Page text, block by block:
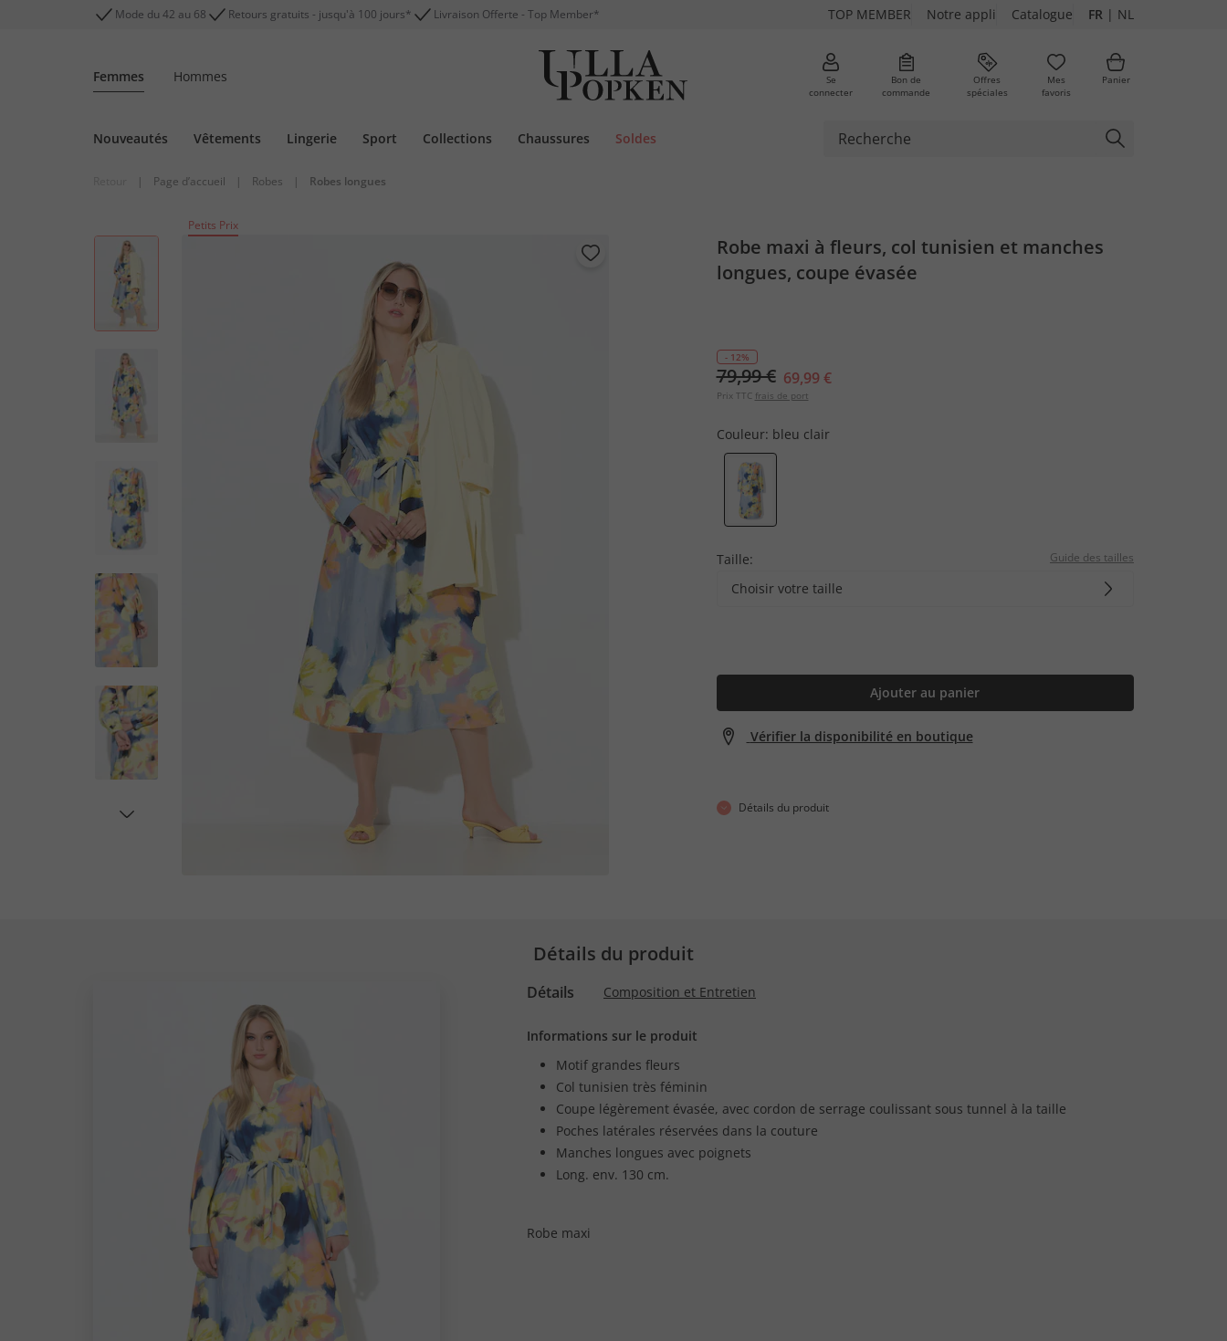
Mode du 42 au 68 Retours gratuits - jusqu'à 100 jours* Livraison Offerte - Top Member* TOP MEMBER Notre appli Catalogue FR | NL
Femmes Hommes
Se
connecter
Bon de
commande
Offres
spéciales
Mes
favoris
Panier
Nouveautés Vêtements Lingerie Sport Collections Chaussures Soldes
| Page d’accueil | Robes | Robes longues
Petits Prix
Robe maxi à fleurs, col tunisien et manches
longues, coupe évasée
- 12%
79,99 € 69,99 €
Prix TTC frais de port
Couleur: bleu clair
Taille: Guide des tailles
Choisir votre taille
Ajouter au panier
Vérifier la disponibilité en boutique
Détails du produit
Détails du produit
Détails Composition et Entretien
Informations sur le produit
Motif grandes fleurs
Col tunisien très féminin
Coupe légèrement évasée, avec cordon de serrage coulissant sous tunnel à la taille
Poches latérales réservées dans la couture
Manches longues avec poignets
Long. env. 130 cm.
Robe maxi